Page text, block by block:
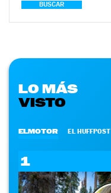
BUSCAR
LO MÁS
VISTO
ELMOTOR EL HUFFPOST
1